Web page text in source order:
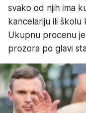
svako od njih ima
kancelariju ili školu
Ukupnu procenu
prozora po glavi